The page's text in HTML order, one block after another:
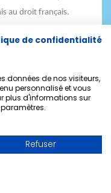
au droit français.
sera porté devant le
de confidentialité
données de nos visiteurs,
personnalisé et vous
plus d'informations sur
Refuser